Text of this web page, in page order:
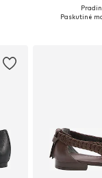
Galimi
Paskutinė